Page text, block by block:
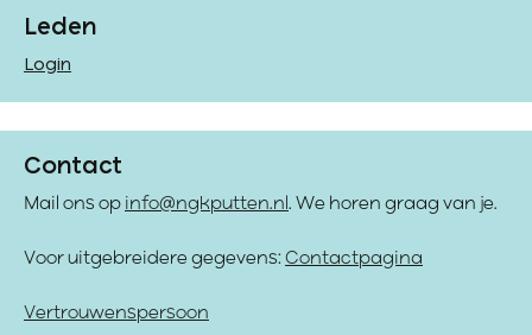
Leden
Login
Contact
Mail ons op info@ngkputten.nl . We horen graag van je.
Voor uitgebreidere gegevens: Contactpagina
Vertrouwenspersoon